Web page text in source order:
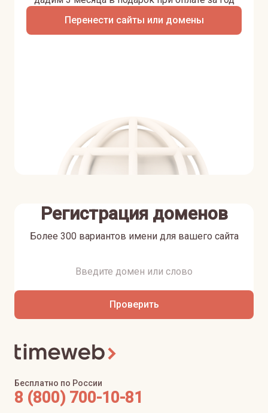
Перенести сайты или домены
Регистрация доменов
Более 300 вариантов имени для вашего сайта
Проверить
Бесплатно по России
8 (800) 700-10-81